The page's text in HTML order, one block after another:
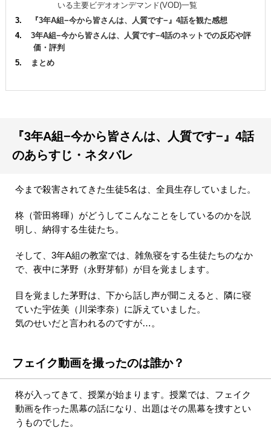
いる主要ビデオオンデマンド(VOD)一覧
『3年A組−今から皆さんは、人質です−』4話を観た感想
3年A組−今から皆さんは、人質です−4話のネットでの反応や評
価・評判
まとめ
『3年A組−今から皆さんは、人質です−』4話
のあらすじ・ネタバレ
今まで殺害されてきた生徒5名は、全員生存していました。
柊（菅田将暉）がどうしてこんなことをしているのかを説
明し、納得する生徒たち。
そして、3年A組の教室では、雑魚寝をする生徒たちのなか
で、夜中に茅野（永野芽郁）が目を覚まします。
目を覚ました茅野は、下から話し声が聞こえると、隣に寝
ていた宇佐美（川栄李奈）に訴えていました。
気のせいだと言われるのですが…。
フェイク動画を撮ったのは誰か？
柊が入ってきて、授業が始まります。授業では、フェイク
動画を作った黒幕の話になり、出題はその黒幕を捜すとい
うものでした。